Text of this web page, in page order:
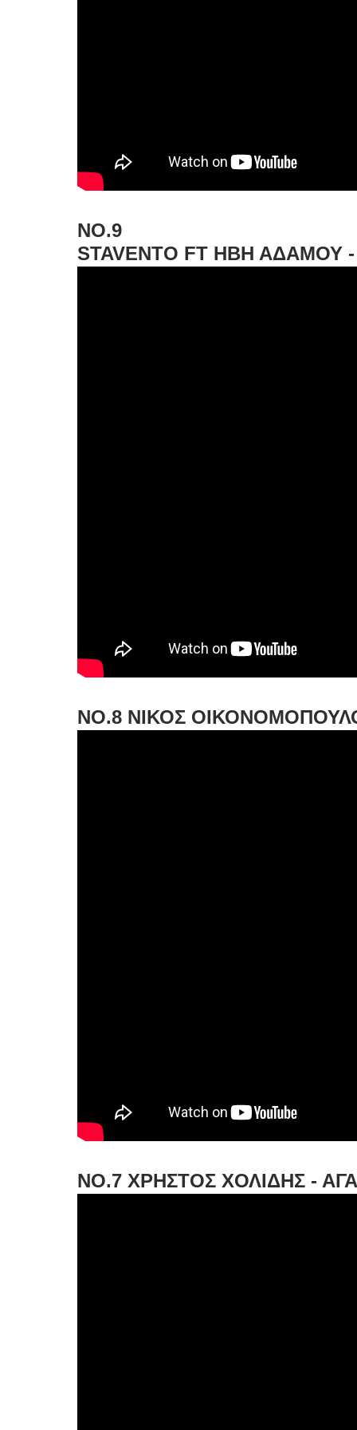
NO.9
STAVENTO FT ΗΒΗ ΑΔΑΜΟΥ
NO.8 ΝΙΚΟΣ
NO.7 ΧΡΗΣΤΟΣ ΧΟΛΙΔΗΣ -